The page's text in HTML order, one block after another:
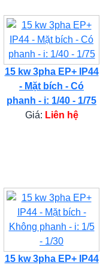
15 kw 3pha EP+ IP44
- Mặt bích - Có
phanh - i: 1/40 - 1/75
Giá: Liên hệ
15 kw 3pha EP+ IP44